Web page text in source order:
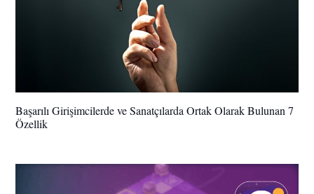
Başarılı Girişimcilerde ve Sanatçılarda Ortak Olarak Bulunan 7
Özellik